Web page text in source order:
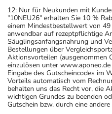
12: Nur für Neukunden mit
"10NEU26" erhalten Sie 10 %
einem Mindestbestellwert von
anwendbar auf rezeptpflichtige
Säuglingsanfangsnahrung und
Bestellungen über
Aktionsvorteilen (ausgenommen
einzulösen unter
Eingabe des Gutscheincodes im
Vorteils automatisch vom
behalten uns das Recht vor, die
wichtigen Grundes zu beenden
Gutschein bzw. durch eine